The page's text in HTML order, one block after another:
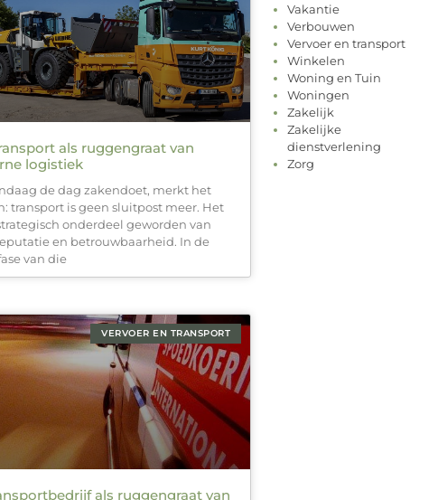
als ruggengraat van
logistiek
de dag zakendoet, merkt het
transport is geen sluitpost meer. Het
onderdeel geworden van
en betrouwbaarheid. In de
van die
VERVOER EN TRANSPORT
als ruggengraat van
Vakantie
Verbouwen
Vervoer en transport
Winkelen
Woning en Tuin
Woningen
Zakelijk
Zakelijke
dienstverlening
Zorg